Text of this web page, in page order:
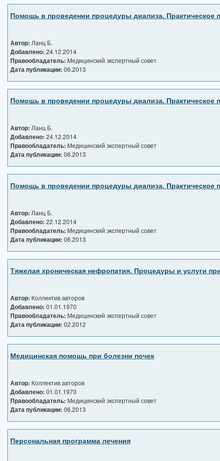
Помощь в проведении процедуры диализа. Практическое
Автор: Ланц Б.
Добавлено: 24.12.2014
Правообладатель: Медицинский экспертный совет
Дата публикации: 06.2013
Помощь в проведении процедуры диализа. Практическое
Автор: Ланц Б.
Добавлено: 24.12.2014
Правообладатель: Медицинский экспертный совет
Дата публикации: 06.2013
Помощь в проведении процедуры диализа. Практическое
Автор: Ланц Б.
Добавлено: 22.12.2014
Правообладатель: Медицинский экспертный совет
Дата публикации: 06.2013
Тяжелая хроническая нефропатия. Процедуры и услуги
Автор: Коллектив авторов
Добавлено: 01.01.1970
Правообладатель: Медицинский экспертный совет
Дата публикации: 02.2012
Медицинская помощь при болезни почек
Автор: Коллектив авторов
Добавлено: 01.01.1970
Правообладатель: Медицинский экспертный совет
Дата публикации: 06.2013
Персональная программа лечения